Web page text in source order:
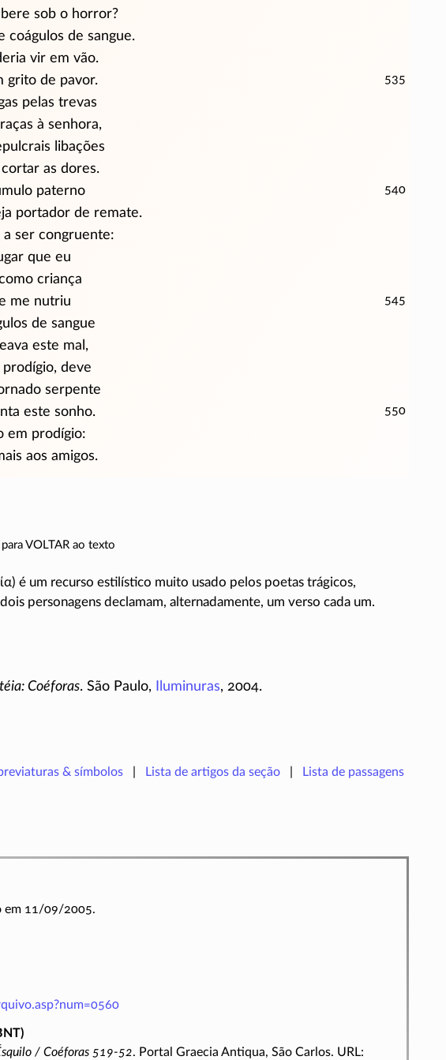
sob o horror?
coágulos de sangue.
vir em vão.
535
grito de pavor.
pelas trevas
à senhora,
libações
as dores.
540
paterno
portador de remate.
a ser congruente:
que eu
criança
545
me nutriu
de sangue
este mal,
deve
serpente
550
este sonho.
em prodígio:
aos amigos.
VOLTAR ao texto
) é um recurso estilístico muito usado pelos poetas trágicos,
personagens declamam, alternadamente, um verso cada um.
Coéforas. São Paulo, Iluminuras, 2004.
& símbolos Lista de artigos da seção
Lista de passagens
em 11/09/2005.
/ Coéforas 519-52. Portal Graecia Antiqua, São Carlos. URL: